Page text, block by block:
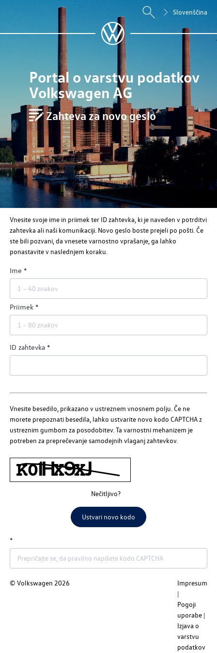
Slovenščina
Portal o varstvu podatkov
Volkswagen AG
Zahteva za novo geslo
Vnesite svoje ime in priimek ter ID zahtevka, ki je naveden v potrditvi
zahtevka ali naši komunikaciji. Novo geslo boste prejeli po pošti. Če
ste bili pozvani, da vnesete varnostno vprašanje, ga lahko
ponastavite v naslednjem koraku.
Ime
Priimek
ID zahtevka
Vnesite besedilo, prikazano v ustreznem vnosnem polju. Če ne
morete prepoznati besedila, lahko ustvarite novo kodo CAPTCHA z
ustreznim gumbom za posodobitev. Ta varnostni mehanizem je
potreben za preprečevanje samodejnih vlaganj zahtevkov.
Nečitljivo?
Ustvari novo kodo
© Volkswagen 2026 Impresum
Pogoji
uporabe
Izjava o
varstvu
podatkov